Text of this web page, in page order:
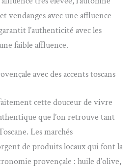
vendanges avec une affluence
l’authenticité avec les
faible affluence.
avec des accents toscans
cette douceur de vivre
que l’on retrouve tant
Les marchés
de produits locaux qui font la
provençale : huile d’olive,